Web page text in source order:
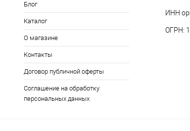
Блог
Каталог
О магазине
Контакты
Договор публичной оферты
Соглашение на обработку
персональных данных
ИНН
ОГРН: